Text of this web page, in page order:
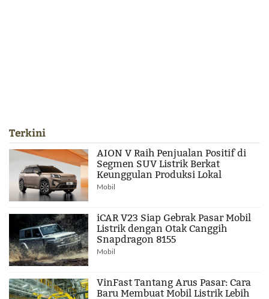
Terkini
AION V Raih Penjualan Positif di
Segmen SUV Listrik Berkat
Keunggulan Produksi Lokal
Mobil
iCAR V23 Siap Gebrak Pasar Mobil
Listrik dengan Otak Canggih
Snapdragon 8155
Mobil
VinFast Tantang Arus Pasar: Cara
Baru Membuat Mobil Listrik Lebih